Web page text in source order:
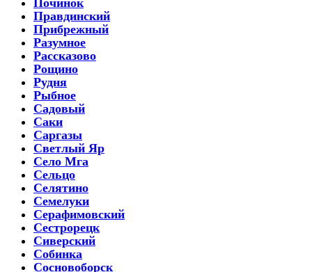
Правдинский
Прибрежный
Разумное
Рассказово
Рощино
Рудня
Рыбное
Садовый
Саки
Саргазы
Светлый Яр
Село Мга
Сельцо
Селятино
Семелуки
Серафимовский
Сестрорецк
Сиверский
Собинка
Сосновоборск